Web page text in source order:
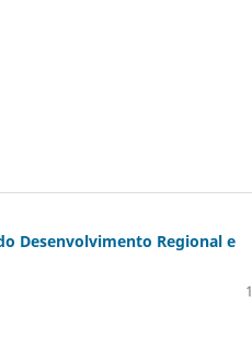
Desenvolvimento Regional e